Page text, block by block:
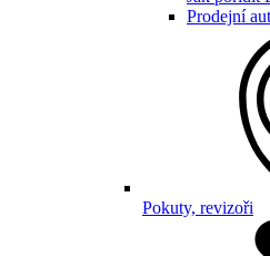
Prodejní
Pokuty, revizoři